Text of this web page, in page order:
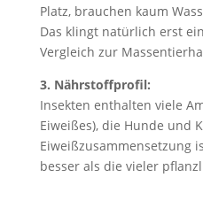
Platz, brauchen kaum
Das klingt natürlich erst
Vergleich zur
3. Nährstoffprofil:
Insekten enthalten viele
Eiweißes), die Hunde und
Eiweißzusammensetzung
besser als die vieler